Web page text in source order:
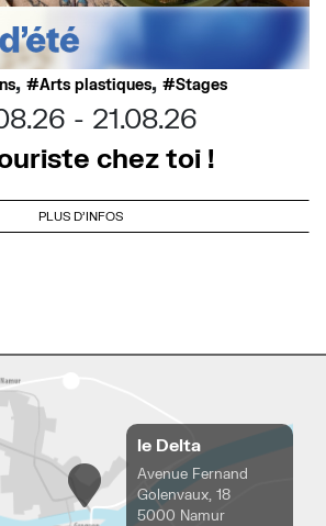
, Arts plastiques, Stages
21.08.26
chez toi !
PLUS D'INFOS
le Delta
Avenue Fernand
Golenvaux, 18
5000 Namur